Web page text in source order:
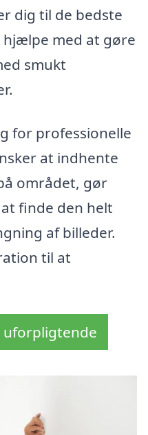
dig til de bedste
hjælpe med at gøre
smukt
for professionelle
at indhente
området, gør
finde den helt
af billeder.
til at
uforpligtende